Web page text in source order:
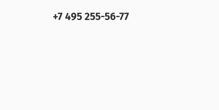
+7 495 255-56-77